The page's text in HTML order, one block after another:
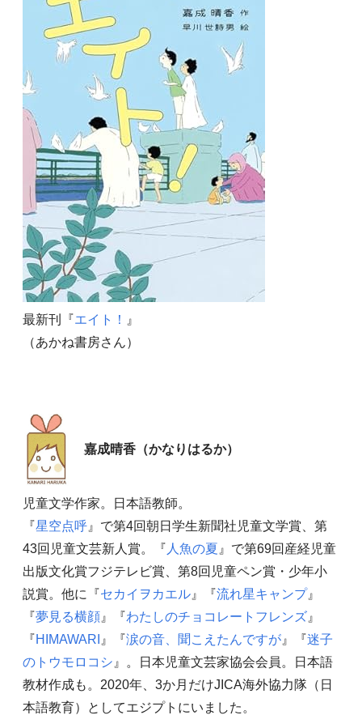
最新刊『エイト！
』
（あかね書房さん）
嘉成晴香（かなりはるか）
児童文学作家。日本語教師。
『星空点呼』で第4回朝日学生新聞社児童文学賞、第
43回児童文芸新人賞。『 人魚の夏 』で第69回産経児童
出版文化賞フジテレビ賞、第8回児童ペン賞・少年小
説賞。他に『セカイヲカエル』『流れ星キャンプ』
『夢見る横顔』『わたしのチョコレートフレンズ』
『HIMAWARI 』『涙の音、聞こえたんですが』『迷子
のトウモロコシ 』。日本児童文芸家協会会員。日本語
教材作成も。2020年、3か月だけJICA海外協力隊（日
本語教育）としてエジプトにいました。